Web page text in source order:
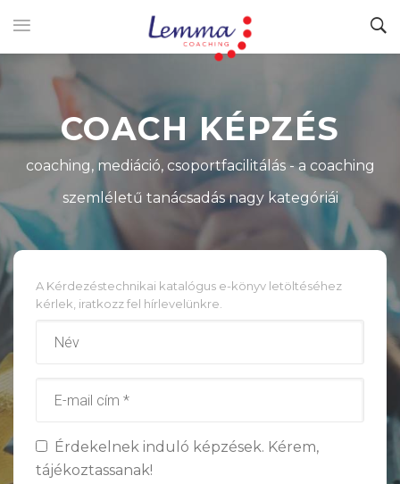
COACH KÉPZÉS
coaching, mediáció, csoportfacilitálás - a coaching
szemléletű tanácsadás nagy kategóriái
A Kérdezéstechnikai katalógus e-könyv letöltéséhez
kérlek, iratkozz fel hírlevelünkre.
Érdekelnek induló képzések. Kérem,
tájékoztassanak!